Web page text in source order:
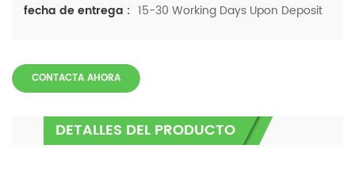
fecha de entrega : 15-30 Working Days Upon Deposit
CONTACTA AHORA
DETALLES DEL PRODUCTO